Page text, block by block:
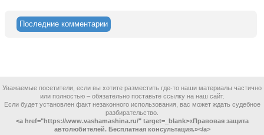
Последние комментарии
Уважаемые посетители, если вы хотите разместить где-то наши материалы частично
или полностью – обязательно поставьте ссылку на наш сайт.
Если будет установлен факт незаконного использования, вас может ждать судебное
разбирательство.
<a href="https://www.vashamashina.ru/" target=_blank>«Правовая защита
автолюбителей. Бесплатная консультация.»</a>